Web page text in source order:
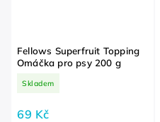
Fellows Superfruit Topping
Omáčka pro psy 200 g
Skladem
69 Kč